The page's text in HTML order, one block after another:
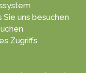
Sie uns besuchen
Zugriffs